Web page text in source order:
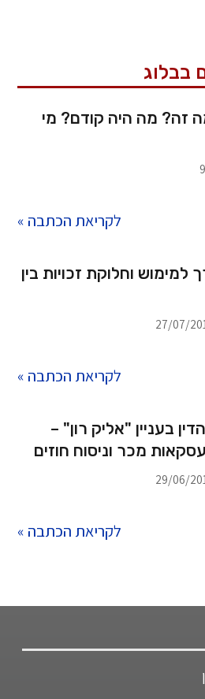
בבלוג
זה? מה היה קודם? מי
לקריאת הכתבה »
וחלוקת זכויות בין
27/07/
לקריאת הכתבה »
בעניין "אליק רון" –
מכר וניסוח חוזים
29/06/
לקריאת הכתבה »